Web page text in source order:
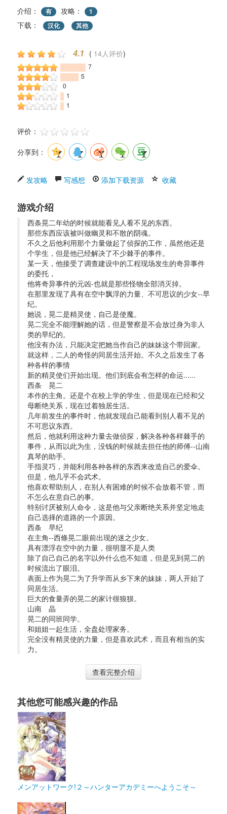
介绍：
有 攻略： 1
下载： 汉化 其他
4.1 ( 14人评价)
7
5
0
1
1
评价：
分享到：
发攻略 写感想 添加下载资源 收藏
游戏介绍
西条晃二年幼的时候就能看见人看不见的东西。
那些东西应该被叫做幽灵和不散的阴魂。
不久之后他利用那个力量做起了侦探的工作，虽然他还是
个学生，但是他已经解决了不少棘手的事件。
某一天，他接受了调查建设中的工程现场发生的奇异事件
的委托，
他将奇异事件的元凶-也就是那些怪物全部消灭掉。
在那里发现了具有在空中飘浮的力量、不可思议的少女--早
纪。
她说，晃二是精灵使，自己是使魔。
晃二完全不能理解她的话，但是警察是不会放过身为非人
类的早纪的。
他没有办法，只能决定把她当作自己的妹妹这个带回家。
就这样，二人的奇怪的同居生活开始。不久之后发生了各
种各样的事情
新的精灵使们开始出现。他们到底会有怎样的命运......
西条 晃二
本作的主角。还是个在校上学的学生，但是现在已经和父
母断绝关系，现在过着独居生活。
几年前发生的事件时，他就发现自己能看到别人看不见的
不可思议东西。
然后，他就利用这种力量去做侦探，解决各种各样棘手的
事件，从而以此为生，没钱的时候就去担任他的师傅--山南
真琴的助手。
手指灵巧，并能利用各种各样的东西来改造自己的爱伞。
但是，他几乎不会武术。
他喜欢帮助别人，在别人有困难的时候不会放着不管，而
不怎么在意自己的事。
特别讨厌被别人命令，这是他与父亲断绝关系并坚定地走
自己选择的道路的一个原因。
西条 早纪
在主角--西條晃二眼前出现的迷之少女。
具有漂浮在空中的力量，很明显不是人类
除了自己自己的名字以外什么也不知道，但是见到晃二的
时候流出了眼泪。
表面上作为晃二为了升学而从乡下来的妹妹，两人开始了
同居生活。
巨大的食量弄的晃二的家计很狼狈。
山南 晶
晃二的同班同学。
和姐姐一起生活，全盘处理家务。
完全没有精灵使的力量，但是喜欢武术，而且有相当的实
力。
查看完整介绍
其他您可能感兴趣的作品
メンアットワーク!２～ハンターアカデミーへようこそ～